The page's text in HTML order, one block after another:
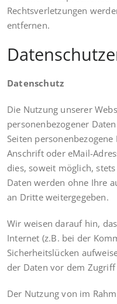
Rechtsverletzungen
entfernen.
Datenschutz
Die Nutzung unserer
personenbezogener
Seiten
Anschrift oder eMail-
dies, soweit möglich,
Daten werden ohne Ihre
an Dritte weitergegeben.
Wir weisen darauf hin,
Internet (z.B. bei der
Sicherheitslücken
der Daten vor dem
Der Nutzung von im